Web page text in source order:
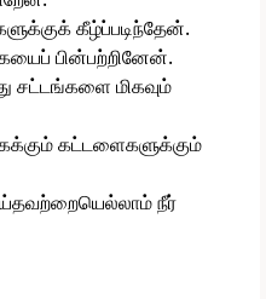
கீழ்ப்படிந்தேன்.
பின்பற்றினேன்.
சட்டங்களை மிகவும்
கட்டளைகளுக்கும்
நீர்